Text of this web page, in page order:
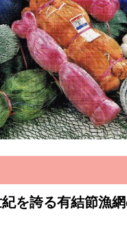
を誇る有結節漁